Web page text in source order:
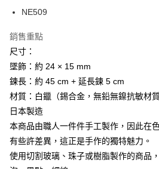
NE509
銷售重點
尺寸：
墜飾：約 24 × 15 mm
鍊長：約 45 cm + 延長鍊 5 cm
材質：白鑞（錫合金，無鉛無鎳抗敏材
日本製造
本商品由職人一件件手工製作，因此在
有些許差異，這正是手作的獨特魅力。
使用切割玻璃、珠子或樹脂製作的商品